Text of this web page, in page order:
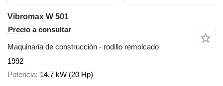
Vibromax W 501
Precio a consultar
Maquinaria de construcción - rodillo remolcado
1992
Potencia 14.7 kW (20 Hp)